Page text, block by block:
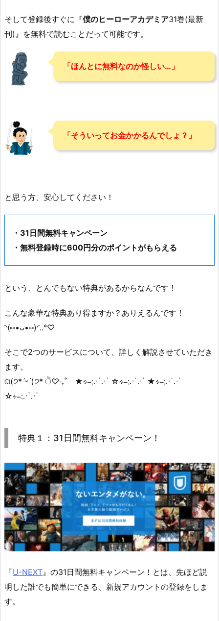
そして登録後すぐに『僕のヒーローアカデミア31巻(最新
刊)』を無料で読むことだって可能です。
「ほんとに無料なのか怪しい…」
「そういってお金かかるんでしょ？」
と思う方、安心してください！
・31日間無料キャンペーン
・無料登録時に600円分のポイントがもらえる
という、とんでもない特典があるからなんです！
こんな豪華な特典あり得ますか？ありえるんです！
◝(⑅•ᴗ•⑅)◜..°♡
そこで2つのサービスについて、詳しく解説させていただき
ます。
ଘ(੭*ˊᵕˋ)੭* ੈ♡‧₊˚ ★∻∹⋰⋰ ☆∻∹⋰⋰ ★∻∹⋰⋰
☆∻∹⋰⋰
特典１：31日間無料キャンペーン！
『U-NEXT 』の31日間無料キャンペーン！とは、先ほど説
明した誰でも簡単にできる、新規アカウントの登録をしま
す。